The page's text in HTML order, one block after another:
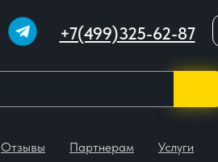
+7(499)325-62-87
Отзывы Партнерам Услуги